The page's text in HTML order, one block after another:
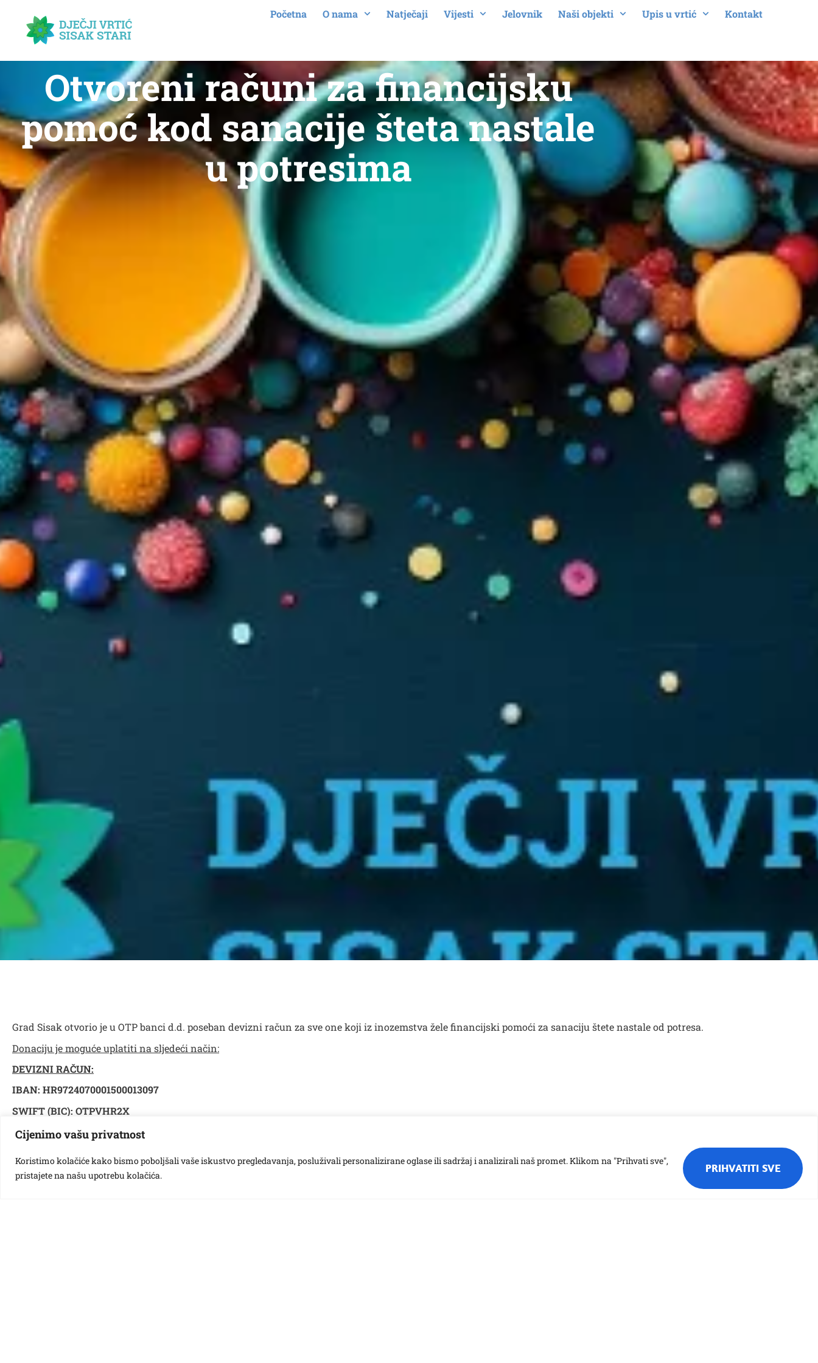
Cijenimo vašu privatnost
Koristimo kolačiće kako bismo poboljšali vaše iskustvo pregledavanja, posluživali personalizirane oglase ili sadržaj i analizirali naš promet. Klikom na "Prihvati sve",
pristajete na našu upotrebu kolačića.
PRIHVATITI SVE
Početna O nama Natječaji Vijesti Jelovnik Naši objekti Upis u vrtić Kontakt
Otvoreni računi za financijsku
pomoć kod sanacije šteta nastale
u potresima
Grad Sisak otvorio je u OTP banci d.d. poseban devizni račun za sve one koji iz inozemstva žele financijski pomoći za sanaciju štete nastale od potresa.
Donaciju je moguće uplatiti na sljedeći način:
DEVIZNI RAČUN:
IBAN: HR9724070001500013097
SWIFT (BIC): OTPVHR2X
OTP banka d.d.